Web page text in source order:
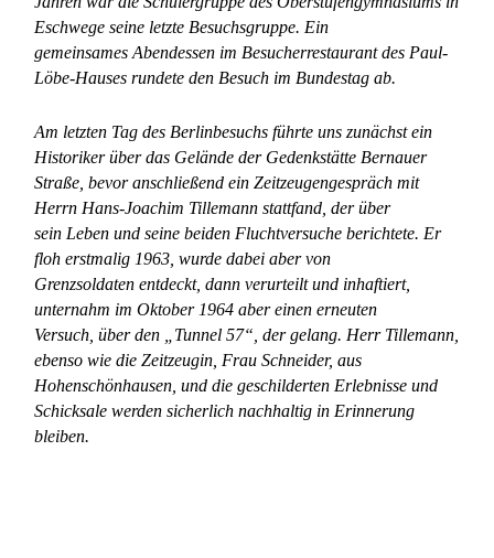
Eschwege seine letzte Besuchsgruppe. Ein
gemeinsames Abendessen im Besucherrestaurant des Paul-
Löbe-Hauses rundete den Besuch im Bundestag ab.
Am letzten Tag des Berlinbesuchs führte uns zunächst ein
Historiker über das Gelände der Gedenkstätte Bernauer
Straße, bevor anschließend ein Zeitzeugengespräch mit
Herrn Hans-Joachim Tillemann stattfand, der über
sein Leben und seine beiden Fluchtversuche berichtete. Er
floh erstmalig 1963, wurde dabei aber von
Grenzsoldaten entdeckt, dann verurteilt und inhaftiert,
unternahm im Oktober 1964 aber einen erneuten
Versuch, über den „Tunnel 57“, der gelang. Herr Tillemann,
ebenso wie die Zeitzeugin, Frau Schneider, aus
Hohenschönhausen, und die geschilderten Erlebnisse und
Schicksale werden sicherlich nachhaltig in Erinnerung
bleiben.